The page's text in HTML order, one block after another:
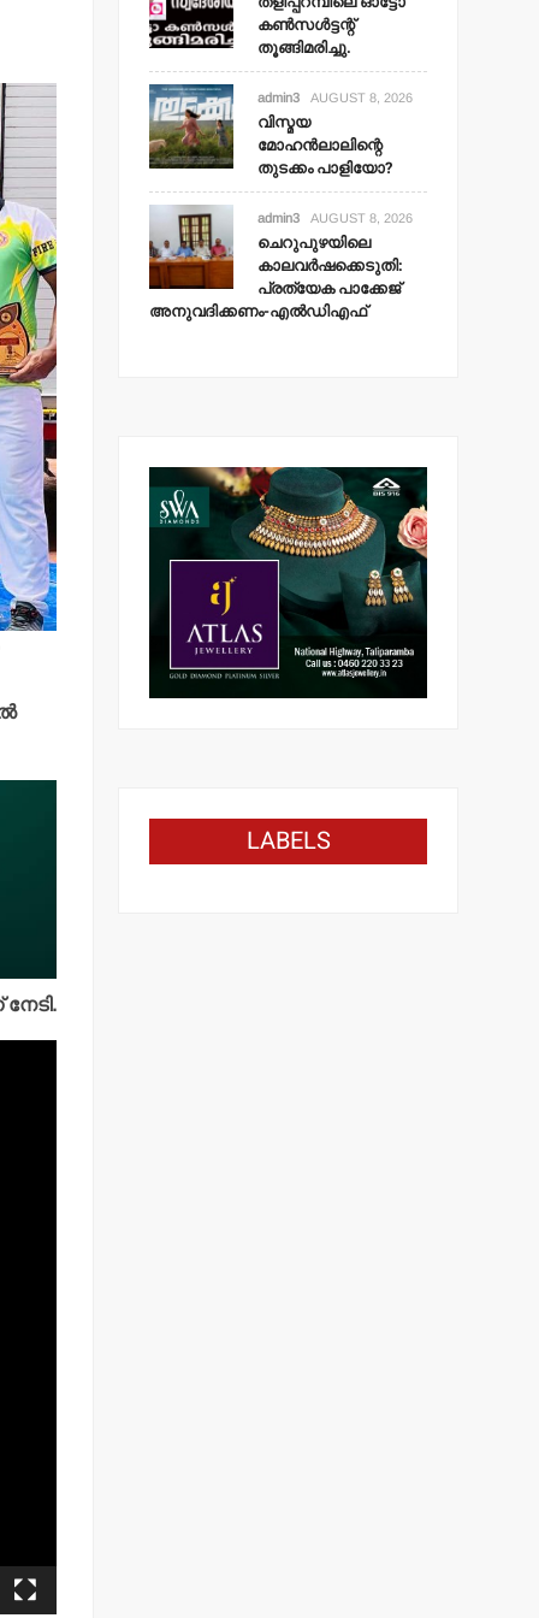
കണ്‍സള്‍ട്ടന്റ്
തൂങ്ങിമരിച്ചു.
admin3 AUGUST 8, 2026
വിസ്മയ
മോഹന്‍ലാലിന്റെ
തുടക്കം പാളിയോ?
admin3 AUGUST 8, 2026
ചെറുപുഴയിലെ
കാലവര്‍ഷക്കെടുതി:
പ്രത്യേക പാക്കേജ്
അനുവദിക്കണം-എല്‍ഡിഎഫ്
LABELS